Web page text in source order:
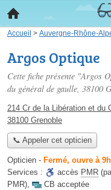
Accueil > Auvergne-Rhône-
Argos Optique
Cette fiche présente "Argos
du général de gaulle, 38100
214 Cr de la Libération et du
38100 Grenoble
📞 Appeler cet opticien
Opticien - Fermé, ouvre à 9h
Services :
accès PMR
PMR), CB acceptée